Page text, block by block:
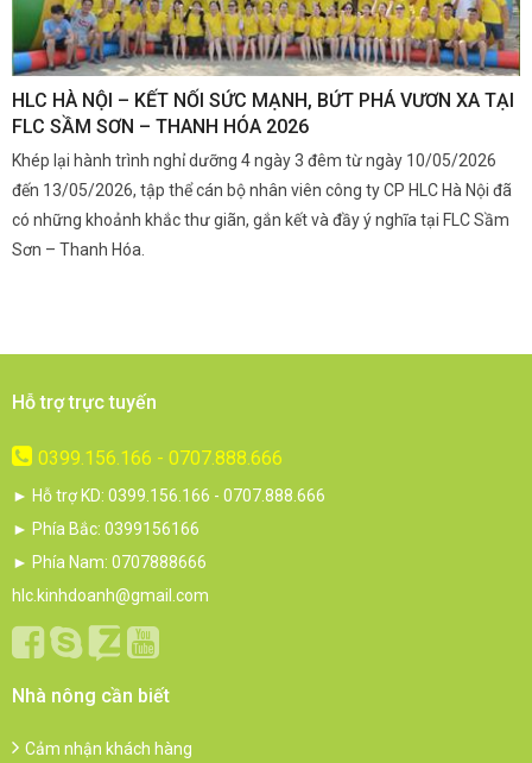
HLC HÀ NỘI – KẾT NỐI SỨC MẠNH, BỨT PHÁ VƯƠN XA TẠI
FLC SẦM SƠN – THANH HÓA 2026
Khép lại hành trình nghỉ dưỡng 4 ngày 3 đêm từ ngày 10/05/2026
đến 13/05/2026, tập thể cán bộ nhân viên công ty CP HLC Hà Nội đã
có những khoảnh khắc thư giãn, gắn kết và đầy ý nghĩa tại FLC Sầm
Sơn – Thanh Hóa.
Hỗ trợ trực tuyến
0399.156.166 - 0707.888.666
► Hỗ trợ KD: 0399.156.166 - 0707.888.666
► Phía Bắc: 0399156166
► Phía Nam: 0707888666
hlc.kinhdoanh@gmail.com
Nhà nông cần biết
Cảm nhận khách hàng